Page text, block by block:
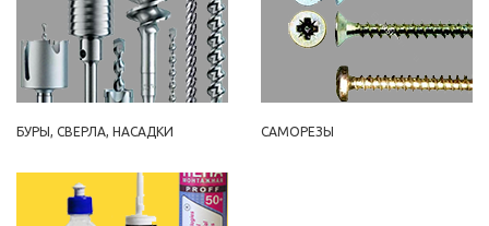
БУРЫ, СВЕРЛА, НАСАДКИ САМОРЕЗЫ